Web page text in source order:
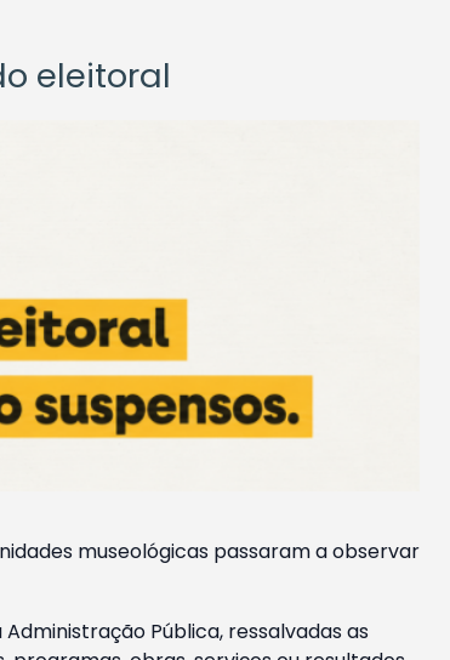
eleitoral
museológicas passaram a observar
Pública, ressalvadas as